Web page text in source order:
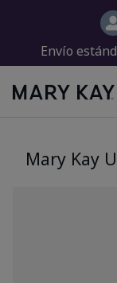
Envío
Mary Kay